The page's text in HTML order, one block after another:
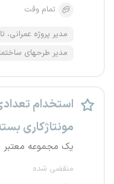
تمام وقت
مدیر پروژه عمرانی،
مدیر طرحهای
استخدام
مونتاژکاری
یک مجموعه معتبر
منقضی شده